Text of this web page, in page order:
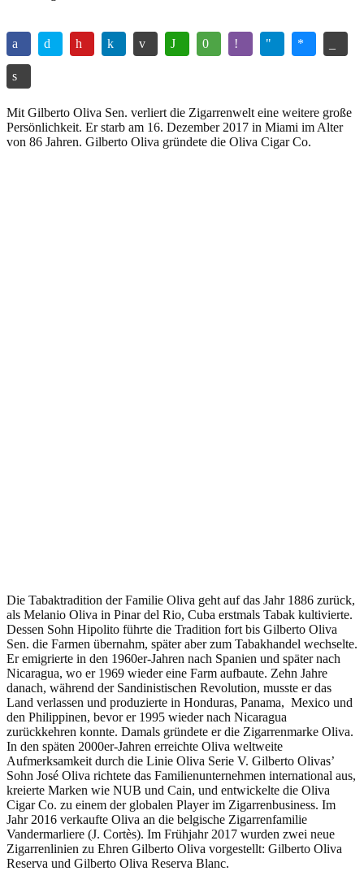
Mit Gilberto Oliva Sen. verliert die Zigarrenwelt eine weitere große
Persönlichkeit. Er starb am 16. Dezember 2017 in Miami im Alter
von 86 Jahren. Gilberto Oliva gründete die Oliva Cigar Co.
Die Tabaktradition der Familie Oliva geht auf das Jahr 1886 zurück,
als Melanio Oliva in Pinar del Rio, Cuba erstmals Tabak kultivierte.
Dessen Sohn Hipolito führte die Tradition fort bis Gilberto Oliva
Sen. die Farmen übernahm, später aber zum Tabakhandel wechselte.
Er emigrierte in den 1960er-Jahren nach Spanien und später nach
Nicaragua, wo er 1969 wieder eine Farm aufbaute. Zehn Jahre
danach, während der Sandinistischen Revolution, musste er das
Land verlassen und produzierte in Honduras, Panama, Mexico und
den Philippinen, bevor er 1995 wieder nach Nicaragua
zurückkehren konnte. Damals gründete er die Zigarrenmarke Oliva.
In den späten 2000er-Jahren erreichte Oliva weltweite
Aufmerksamkeit durch die Linie Oliva Serie V. Gilberto Olivas’
Sohn José Oliva richtete das Familienunternehmen international aus,
kreierte Marken wie NUB und Cain, und entwickelte die Oliva
Cigar Co. zu einem der globalen Player im Zigarrenbusiness. Im
Jahr 2016 verkaufte Oliva an die belgische Zigarrenfamilie
Vandermarliere (J. Cortès). Im Frühjahr 2017 wurden zwei neue
Zigarrenlinien zu Ehren Gilberto Oliva vorgestellt: Gilberto Oliva
Reserva und Gilberto Oliva Reserva Blanc.